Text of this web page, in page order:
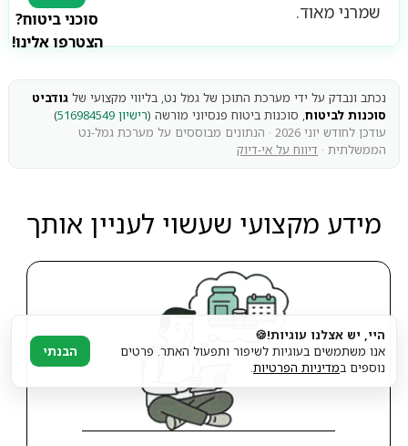
שמרני מאוד.
נכתב ונבדק על ידי מערכת התוכן של גמל נט, בליווי מקצועי של גודביט
סוכנות לביטוח, סוכנות ביטוח פנסיוני מורשה (רישיון 516984549
)
עודכן לחודש יוני 2026 · הנתונים מבוססים על מערכת גמל-נט
הממשלתית · דיווח על אי-דיוק
מידע מקצועי שעשוי לעניין אותך
סוכני ביטוח?
הצטרפו אלינו!
היי, יש אצלנו עוגיות!🍪
אנו משתמשים בעוגיות לשיפור ותפעול האתר. פרטים
נוספים במדיניות הפרטיות.
הבנתי